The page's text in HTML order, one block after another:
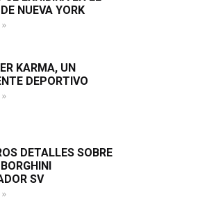
NUEVA YORK
»
KARMA, UN
DEPORTIVO
»
DETALLES SOBRE
SV
»